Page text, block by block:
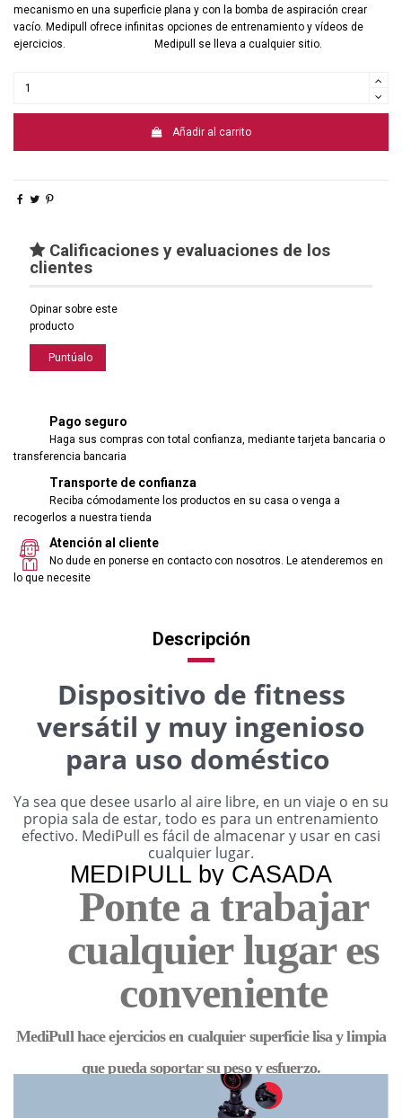
mecanismo en una superficie plana y con la bomba de aspiración crear
vacío. Medipull ofrece infinitas opciones de entrenamiento y vídeos de
ejercicios. Medipull se lleva a cualquier sitio.
Añadir al carrito
Calificaciones y evaluaciones de los
clientes
Opinar sobre este
producto
Puntúalo
Pago seguro
Haga sus compras con total confianza, mediante tarjeta bancaria o
transferencia bancaria
Transporte de confianza
Reciba cómodamente los productos en su casa o venga a
recogerlos a nuestra tienda
Atención al cliente
No dude en ponerse en contacto con nosotros. Le atenderemos en
lo que necesite
Descripción
Dispositivo de fitness
versátil y muy ingenioso
para uso doméstico
Ya sea que desee usarlo al aire libre, en un viaje o en su
propia sala de estar, todo es para un entrenamiento
efectivo. MediPull es fácil de almacenar y usar en casi
cualquier lugar.
MEDIPULL by CASADA
Ponte a trabajar
cualquier lugar es
conveniente
MediPull hace ejercicios en cualquier superficie lisa y limpia
que pueda soportar su peso y esfuerzo.